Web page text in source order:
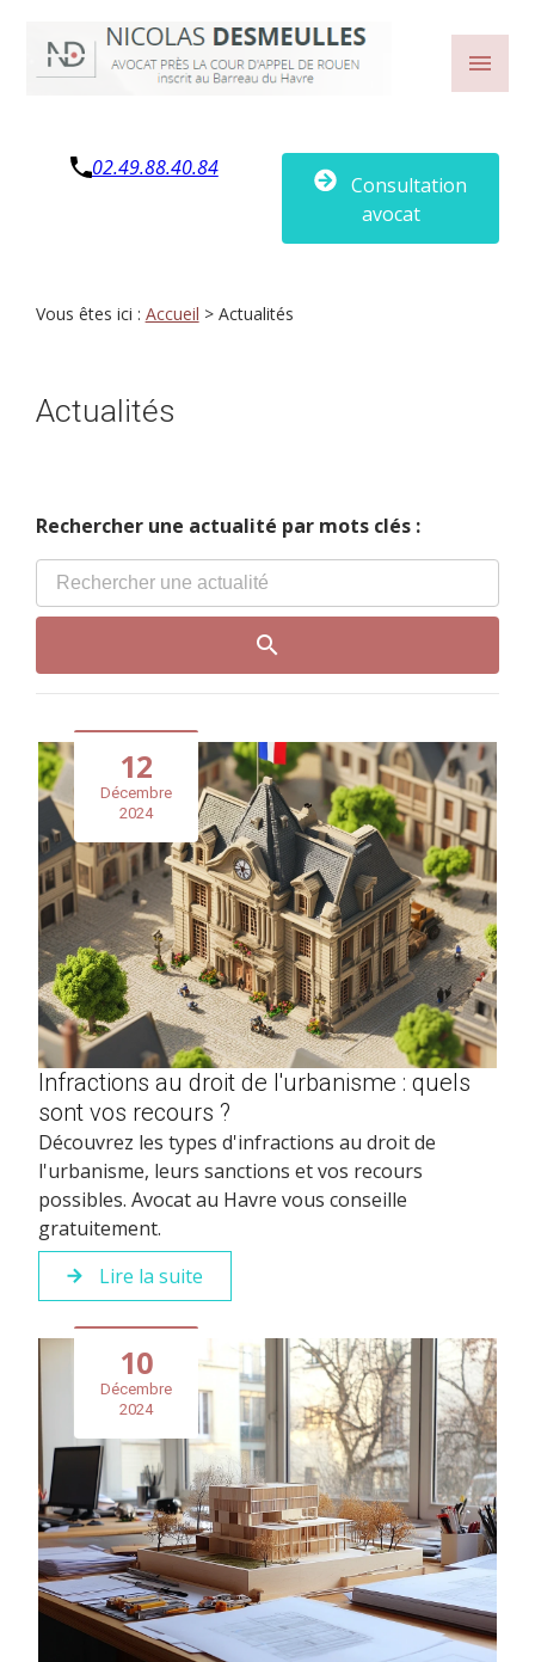
menu
02.49.88.40.84
Consultation
avocat
Vous êtes ici : Accueil > Actualités
Actualités
Rechercher une actualité par mots clés :
12
Décembre
2024
Infractions au droit de l'urbanisme : quels
sont vos recours ?
Découvrez les types d'infractions au droit de
l'urbanisme, leurs sanctions et vos recours
possibles. Avocat au Havre vous conseille
gratuitement.
Lire la suite
10
Décembre
2024